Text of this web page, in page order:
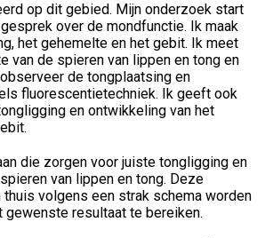
op dit gebied. Mijn onderzoek start
over de mondfunctie. Ik maak
het gehemelte en het gebit. Ik meet
van de spieren van lippen en tong en
de tongplaatsing en
fluorescentietechniek. Ik geeft ook
en ontwikkeling van het
die zorgen voor juiste tongligging en
van lippen en tong. Deze
volgens een strak schema worden
gewenste resultaat te bereiken.